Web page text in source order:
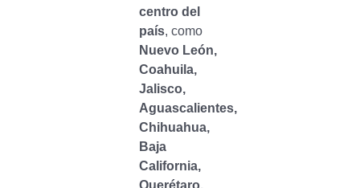
centro del
país, como
Nuevo León,
Coahuila,
Jalisco,
Aguascalientes,
Chihuahua,
Baja
California,
Querétaro,